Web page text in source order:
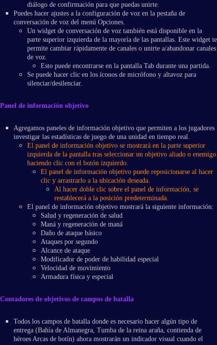
diálogo de confirmación para que puedas unirte.
Puedes hacer ajustes a la configuración de voz en la pestaña de
conversación de voz del menú Opciones.
Un widget de conversación de voz también está disponible en la
parte superior izquierda de la mayoría de las pantallas. Este widget te
permite cambiar rápidamente de canales o unirte a/abandonar canales
de voz.
Esto puede encontrarse en la pantalla Tab durante una partida.
Se puede hacer clic en los íconos de micrófono y altavoz para
silenciar/desilenciar.
Panel de información objetivo
Agregamos paneles de información objetivo que permiten a los jugadores
investigar las estadísticas de juego de una unidad en tiempo real.
El panel de información objetivo se mostrará en la parte superior
izquierda de la pantalla tras seleccionar un objetivo aliado o enemigo
haciendo clic con el botón izquierdo.
​El panel de información objetivo puede reposicionarse al hacer
clic y arrastrarlo a la ubicación deseada.
​Al hacer doble clic sobre el panel de información, se
restablecerá a la posición predeterminada.
El panel de información objetivo mostrará la siguiente información:
Salud y regeneración de salud
Maná y regeneración de maná
Daño de ataque básico
Ataques por segundo
Alcance de ataque
Modificador de poder de habilidad especial
Velocidad de movimiento
Armadura física y especial
Contadores de objetivos de campos de batalla
Todos los campos de batalla donde es necesario hacer algún tipo de
entrega (Bahía de Almanegra, Tumba de la reina araña, contienda de
héroes Arcas de botín) ahora mostrarán un indicador visual cuando el